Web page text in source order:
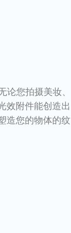
论您拍摄美妆、
效附件能创造出
造您的物体的纹